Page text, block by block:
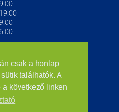
csak a honlap
találhatók. A
a következő linken